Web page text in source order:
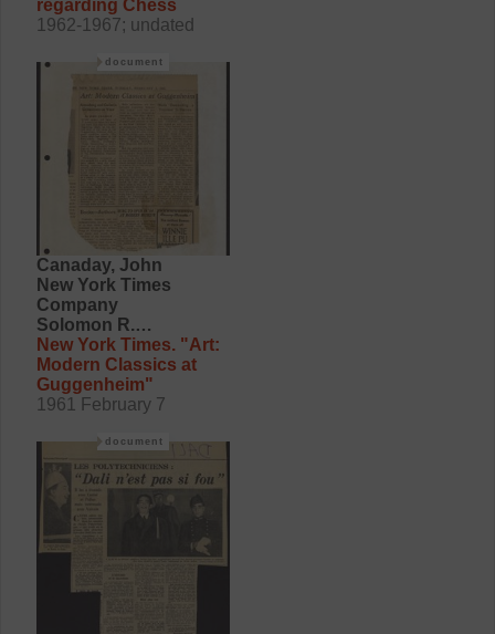
regarding Chess
1962-1967; undated
Canaday, John
New York Times
Company
Solomon R.
Guggenheim Museum
New York Times. "Art:
Modern Classics at
Guggenheim"
1961 February 7
document
document